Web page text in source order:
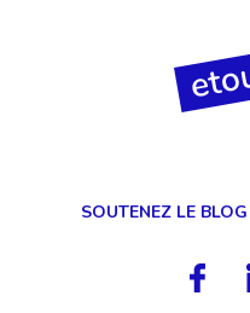
SOUTENEZ LE BLOG